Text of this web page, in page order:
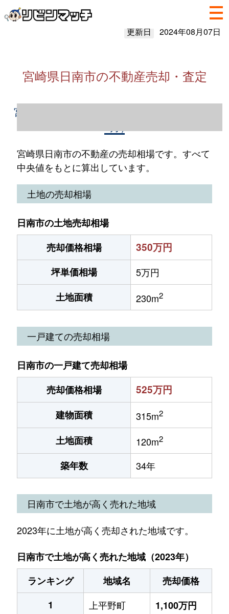
更新日 2024年08月07日
宮崎県日南市の不動産売却・査定
宮崎県日南市の不動産売却情報（2023年1～
宮崎県日南市の不動産の売却相場です。すべて
中央値をもとに算出しています。
土地の売却相場
日南市の土地売却相場
売却価格相場
350万円
坪単価相場
5万円
土地面積
230m2
一戸建ての売却相場
日南市の一戸建て売却相場
売却価格相場
525万円
建物面積 315m2
土地面積 120m2
築年数 34年
日南市で土地が高く売れた地域
2023年に土地が高く売却された地域です。
日南市で土地が高く売れた地域（2023年）
ランキング
地域名
売却価格
1
上平野町
1,100万円